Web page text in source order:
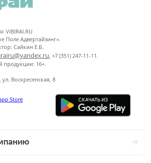
VIBIRAI.RU
Поле Адвертайзинг».
Сайкин Е.Б.
, +7 (351) 247-11-11.
16+.
ул. Воскресенская, 8